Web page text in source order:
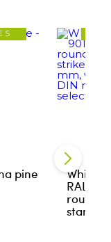
pine
White
RAL